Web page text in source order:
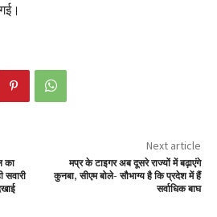
का
सवारी
Next article
मप्र के टाइगर अब दूसरे राज्यों में बढ़ाएंगे
कुनबा, सीएम बोले- सौभाग्य है कि प्रदेश में हैं
सर्वाधिक बाघ